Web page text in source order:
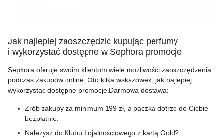
Jak najlepiej zaoszczędzić kupując perfumy
i wykorzystać dostępne w Sephora promocje
Sephora oferuje swoim klientom wiele możliwości zaoszczędzenia
podczas zakupów online. Oto kilka wskazówek, jak najlepiej
wykorzystać dostępne promocje.Darmowa dostawa:
Zrób zakupy za minimum 199 zł, a paczka dotrze do Ciebie
bezpłatnie.
Należysz do Klubu Lojalnościowego z kartą Gold?